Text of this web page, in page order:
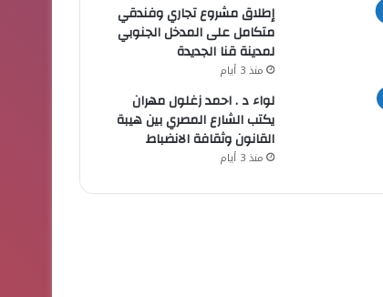
إطلاق مشروع تجاري وفندقي
متكامل على المدخل الجنوبي
لمدينة قنا الجديدة
منذ 3 أيام
لواء د . احمد زغلول مهران
يكتب الشارع المصري بين هيبة
القانون وثقافة الانضباط
منذ 3 أيام